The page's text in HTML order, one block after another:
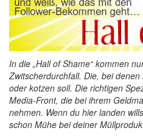
In die „Hall of Shame“ kommen
Zwitscherdurchfall. Die, bei
oder kotzen soll. Die richtigen
Media-Front, die bei ihrem
nehmen. Wenn du hier landen
schon Mühe bei deiner